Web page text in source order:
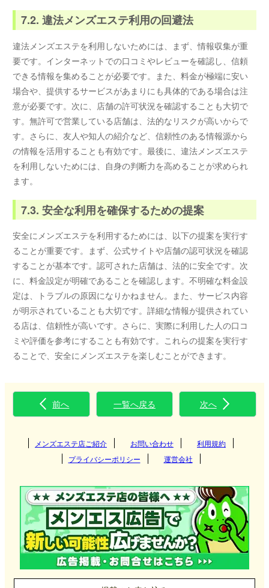
7.2. 違法メンズエステ利用の回避法
違法メンズエステを利用しないためには、まず、情報収集が重
要です。インターネットでの口コミやレビューを確認し、信頼
できる情報を集めることが必要です。また、料金が極端に安い
場合や、提供するサービスがあまりにも具体的である場合は注
意が必要です。次に、店舗の許可状況を確認することも大切で
す。無許可で営業している店舗は、法的なリスクが高いからで
す。さらに、友人や知人の紹介など、信頼性のある情報源から
の情報を活用することも有効です。最後に、違法メンズエステ
を利用しないためには、自身の判断力を高めることが求められ
ます。
7.3. 安全な利用を確保するための提案
安全にメンズエステを利用するためには、以下の提案を実行す
ることが重要です。まず、公式サイトや店舗の認可状況を確認
することが基本です。認可された店舗は、法的に安全です。次
に、料金設定が明確であることを確認します。不明確な料金設
定は、トラブルの原因になりかねません。また、サービス内容
が明示されていることも大切です。詳細な情報が提供されてい
る店は、信頼性が高いです。さらに、実際に利用した人の口コ
ミや評価を参考にすることも有効です。これらの提案を実行す
ることで、安全にメンズエステを楽しむことができます。
前へ 一覧へ戻る 次へ
メンズエステ店ご紹介 お問い合わせ
利用規約
プライバシーポリシー
運営会社